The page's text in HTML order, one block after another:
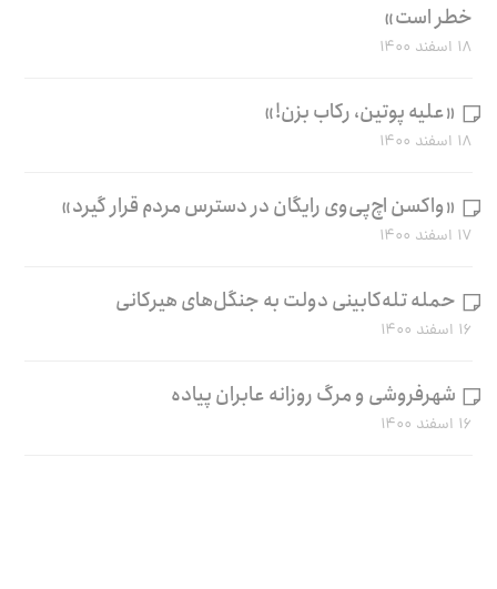
خطر است»
۱۸ اسفند ۱۴۰۰
«علیه پوتین، رکاب بزن!»
۱۸ اسفند ۱۴۰۰
«واکسن اچ‌پی‌وی رایگان در دسترس مردم قرار گیرد»
۱۷ اسفند ۱۴۰۰
حمله تله‌کابینی دولت به جنگل‌های هیرکانی
۱۶ اسفند ۱۴۰۰
شهرفروشی و مرگ روزانه عابران پیاده
۱۶ اسفند ۱۴۰۰